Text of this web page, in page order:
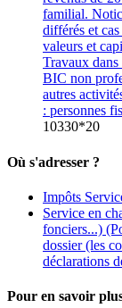
familial.
différés et
valeurs et
Travaux
BIC non
autres
: personnes
10330*20
Où s'adresser ?
Impôts
Service en
fonciers...)
dossier (les
déclarations
Pour en savoir